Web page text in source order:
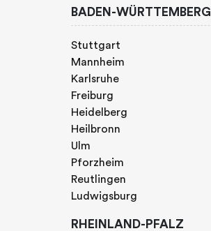
BADEN-WÜRTTEMBERG
Stuttgart
Mannheim
Karlsruhe
Freiburg
Heidelberg
Heilbronn
Ulm
Pforzheim
Reutlingen
Ludwigsburg
RHEINLAND-PFALZ